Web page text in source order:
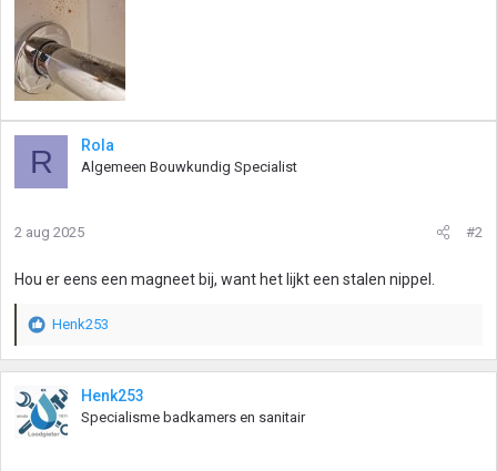
R Rola
Algemeen Bouwkundig Specialist
2 aug 2025 #2
Hou er eens een magneet bij, want het lijkt een stalen nippel.
W
a
r
d
e
Henk253
Henk253
Specialisme badkamers en sanitair